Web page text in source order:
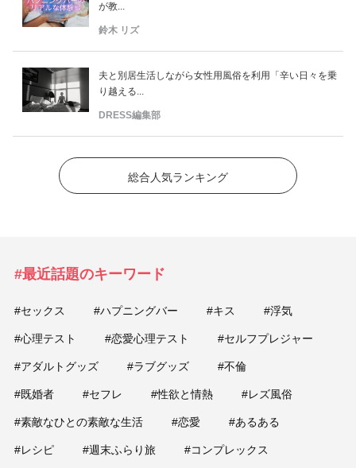
が教...
鈴木 リズ
夫と別居生活しながら女性用風俗を利用「辛い日々を乗
り越える...
DRESS編集部
総合人気ランキング
#最近話題のキーワード
#セックス #ハプニングバー #キス #浮気
#心理テスト #恋愛心理テスト #セルフプレジャー
#アダルトグッズ #ラブグッズ #不倫
#既婚者 #セフレ #性欲と情熱 #レズ風俗
#素敵なひとの素敵な生活 #恋愛 #あるある
#レシピ #週末ふらり旅 #コンプレックス